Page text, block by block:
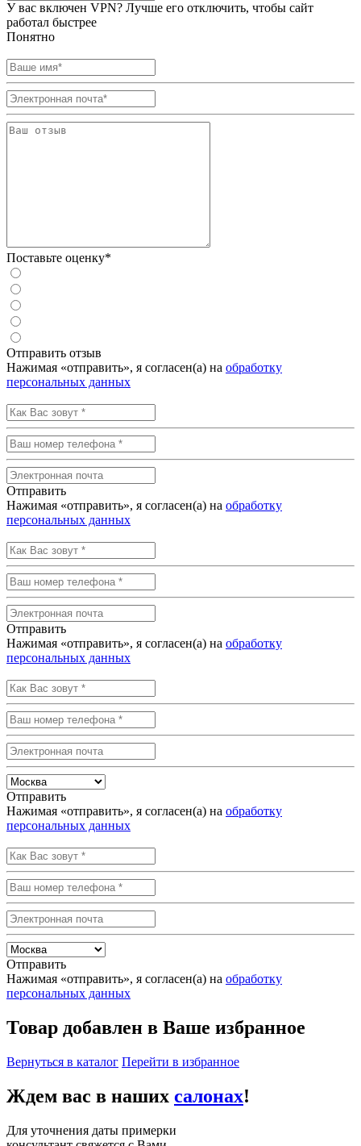
У вас включен VPN? Лучше его отключить, чтобы сайт
работал быстрее
Понятно
Поставьте оценку*
Отправить отзыв
Нажимая «отправить», я согласен(а) на обработку
персональных данных
Отправить
Нажимая «отправить», я согласен(а) на обработку
персональных данных
Отправить
Нажимая «отправить», я согласен(а) на обработку
персональных данных
Отправить
Нажимая «отправить», я согласен(а) на обработку
персональных данных
Отправить
Нажимая «отправить», я согласен(а) на обработку
персональных данных
Товар добавлен в Ваше избранное
Вернуться в каталог Перейти в избранное
Ждем вас в наших салонах!
Для уточнения даты примерки